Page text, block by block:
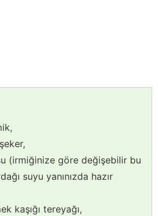
(irmiğinize göre değişebilir bu
suyu yanınızda hazır
kaşığı tereyağı,